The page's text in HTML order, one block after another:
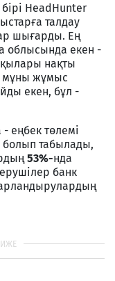
HeadHunter
талдау
шығарды. Ең
облысында екен -
нақты
мұны жұмыс
екен, бұл -
еңбек төлемі
табылады,
53%-нда
банк